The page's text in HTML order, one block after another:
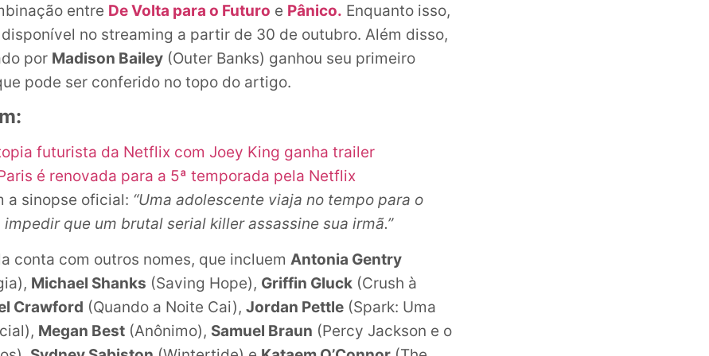
entre De Volta para o Futuro e Pânico. Enquanto isso,
no streaming a partir de 30 de outubro. Além disso,
por Madison Bailey (Outer Banks) ganhou seu primeiro
pode ser conferido no topo do artigo.
futurista da Netflix com Joey King ganha trailer
é renovada para a 5ª temporada pela Netflix
a sinopse oficial: “Uma adolescente viaja no tempo para o
que um brutal serial killer assassine sua irmã.”
conta com outros nomes, que incluem Antonia Gentry
Michael Shanks (Saving Hope), Griffin Gluck (Crush à
Crawford (Quando a Noite Cai), Jordan Pettle (Spark: Uma
Megan Best (Anônimo), Samuel Braun (Percy Jackson e o